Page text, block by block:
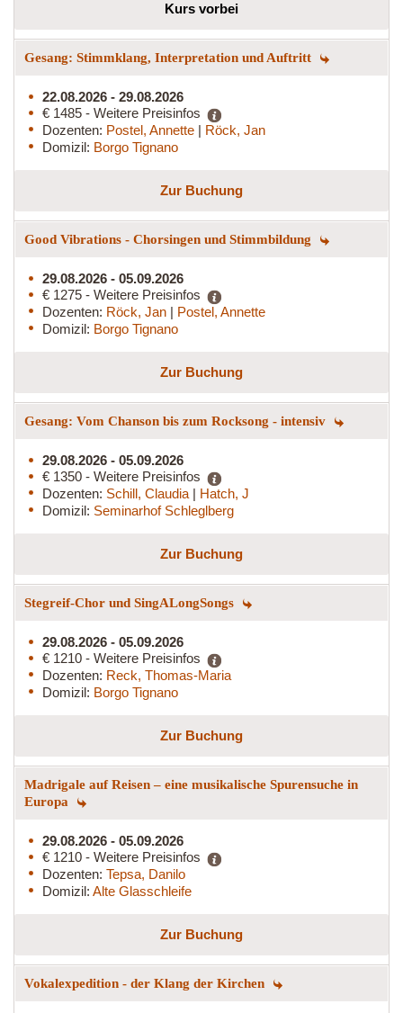
Kurs vorbei
Gesang: Stimmklang, Interpretation und Auftritt
22.08.2026 - 29.08.2026
€ 1485 - Weitere Preisinfos
Dozenten: Postel, Annette | Röck, Jan
Domizil: Borgo Tignano
Zur Buchung
Good Vibrations - Chorsingen und Stimmbildung
29.08.2026 - 05.09.2026
€ 1275 - Weitere Preisinfos
Dozenten: Röck, Jan | Postel, Annette
Domizil: Borgo Tignano
Zur Buchung
Gesang: Vom Chanson bis zum Rocksong - intensiv
29.08.2026 - 05.09.2026
€ 1350 - Weitere Preisinfos
Dozenten: Schill, Claudia | Hatch, J
Domizil: Seminarhof Schleglberg
Zur Buchung
Stegreif-Chor und SingALongSongs
29.08.2026 - 05.09.2026
€ 1210 - Weitere Preisinfos
Dozenten: Reck, Thomas-Maria
Domizil: Borgo Tignano
Zur Buchung
Madrigale auf Reisen – eine musikalische Spurensuche in
Europa
29.08.2026 - 05.09.2026
€ 1210 - Weitere Preisinfos
Dozenten: Tepsa, Danilo
Domizil: Alte Glasschleife
Zur Buchung
Vokalexpedition - der Klang der Kirchen